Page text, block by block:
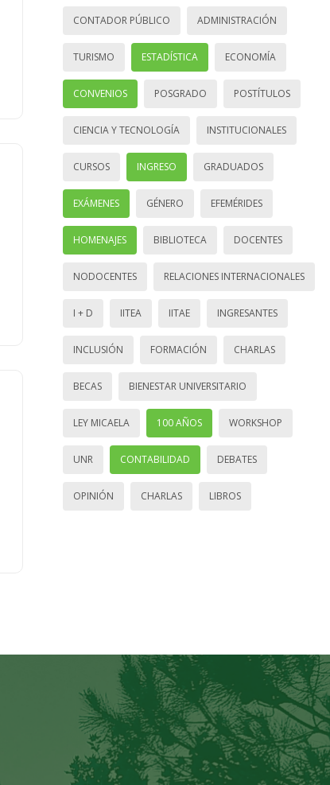
CONTADOR PÚBLICO ADMINISTRACIÓN
TURISMO ESTADÍSTICA ECONOMÍA
CONVENIOS POSGRADO POSTÍTULOS
CIENCIA Y TECNOLOGÍA INSTITUCIONALES
CURSOS INGRESO GRADUADOS
EXÁMENES GÉNERO EFEMÉRIDES
HOMENAJES BIBLIOTECA DOCENTES
NODOCENTES RELACIONES INTERNACIONALES
I + D IITEA IITAE INGRESANTES
INCLUSIÓN FORMACIÓN CHARLAS
BECAS BIENESTAR UNIVERSITARIO
LEY MICAELA 100 AÑOS WORKSHOP
UNR CONTABILIDAD DEBATES
OPINIÓN CHARLAS LIBROS